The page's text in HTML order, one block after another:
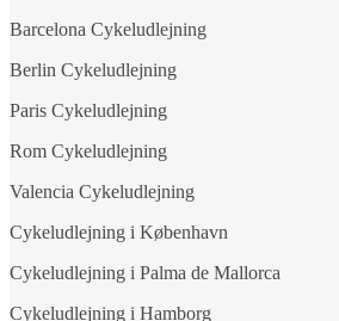
Barcelona Cykeludlejning
Berlin Cykeludlejning
Paris Cykeludlejning
Rom Cykeludlejning
Valencia Cykeludlejning
Cykeludlejning i København
Cykeludlejning i Palma de Mallorca
Cykeludlejning i Hamborg